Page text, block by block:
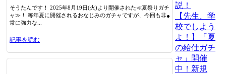
そうたんです！ 2025年8月19日(火)より開催された≪夏祭りガチ
ャ≫！ 毎年夏に開催されるおなじみのガチャですが、今回も非
常に強力な...
記事を読む
説！
【先生、学
校でしよう
よ！】「夏
の給仕ガチ
ャ」開催
中！新規